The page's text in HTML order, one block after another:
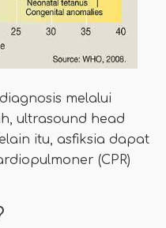
melalui
ultrasound head
itu, asfiksia dapat
(CPR)